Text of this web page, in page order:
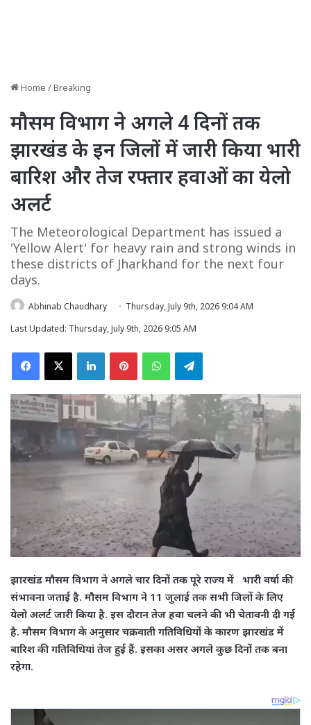
Home /Breaking
मौसम विभाग ने अगले 4 दिनों तक
झारखंड के इन जिलों में जारी किया भारी
बारिश और तेज रफ्तार हवाओं का येलो
अलर्ट
The Meteorological Department has issued a
'Yellow Alert' for heavy rain and strong winds in
these districts of Jharkhand for the next four
days.
Abhinab Chaudhary
Thursday, July 9th, 2026 9:04 AM
Last Updated: Thursday, July 9th, 2026 9:05 AM
Facebook
X LinkedInPinterestWhatsAppTelegram
झारखंड मौसम विभाग ने अगले चार दिनों तक पूरे राज्य में भारी वर्षा की
संभावना जताई है. मौसम विभाग ने 11 जुलाई तक सभी जिलों के लिए
येलो अलर्ट जारी किया है. इस दौरान तेज हवा चलने की भी चेतावनी दी गई
है. मौसम विभाग के अनुसार चक्रवाती गतिविधियों के कारण झारखंड में
बारिश की गतिविधियां तेज हुई हैं. इसका असर अगले कुछ दिनों तक बना
रहेगा.